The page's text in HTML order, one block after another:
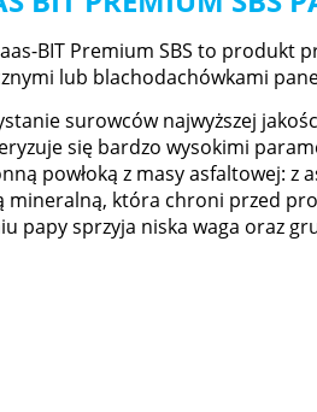
BIT Premium SBS to produkt
lub blachodachówkami
surowców najwyższej
się bardzo wysokimi
powłoką z masy asfaltowej: z
mineralną, która chroni przed
papy sprzyja niska waga oraz